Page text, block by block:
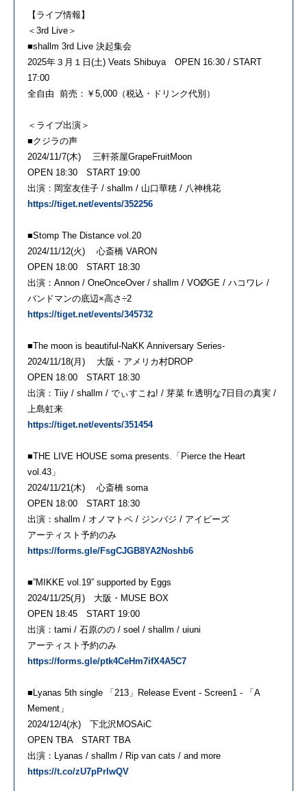
【ライブ情報】
＜3rd Live＞
■shallm 3rd Live 決起集会
2025年３月１日(土) Veats Shibuya OPEN 16:30 / START
17:00
全自由 前売：￥5,000（税込・ドリンク代別）
＜ライブ出演＞
■クジラの声
2024/11/7(木) 三軒茶屋GrapeFruitMoon
OPEN 18:30 START 19:00
出演：岡室友佳子 / shallm / 山口華穂 / 八神桃花
https://tiget.net/events/352256
■Stomp The Distance vol.20
2024/11/12(火) 心斎橋 VARON
OPEN 18:00 START 18:30
出演：Annon / OneOnceOver / shallm / VOØGE / ハコワレ /
バンドマンの底辺×高さ÷2
https://tiget.net/events/345732
■The moon is beautiful-NaKK Anniversary Series-
2024/11/18(月) 大阪・アメリカ村DROP
OPEN 18:00 START 18:30
出演：Tiiy / shallm / でぃすこね! / 芽菜 fr.透明な7日目の真実 /
上島虹来
https://tiget.net/events/351454
■THE LIVE HOUSE soma presents.「Pierce the Heart
vol.43」
2024/11/21(木) 心斎橋 soma
OPEN 18:00 START 18:30
出演：shallm / オノマトペ / ジンバジ / アイビーズ
アーティスト予約のみ
https://forms.gle/FsgCJGB8YA2Noshb6
■”MIKKE vol.19” supported by Eggs
2024/11/25(月) 大阪・MUSE BOX
OPEN 18:45 START 19:00
出演：tami / 石原のの / soel / shallm / uiuni
アーティスト予約のみ
https://forms.gle/ptk4CeHm7ifX4A5C7
■Lyanas 5th single 「213」Release Event - Screen1 - 「A
Mement」
2024/12/4(水) 下北沢MOSAiC
OPEN TBA START TBA
出演：Lyanas / shallm / Rip van cats / and more
https://t.co/zU7pPrlwQV